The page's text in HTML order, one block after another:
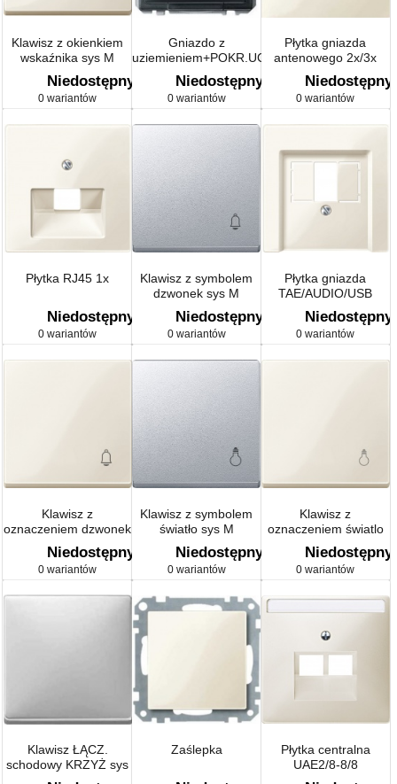
Klawisz z okienkiem
wskaźnika sys M
Niedostępny
0 wariantów
Gniazdo z
uziemieniem+POKR.UCH.
Sys D.
Niedostępny
0 wariantów
Płytka gniazda
antenowego 2x/3x
Niedostępny
0 wariantów
Płytka RJ45 1x
Niedostępny
0 wariantów
Klawisz z symbolem
dzwonek sys M
Niedostępny
0 wariantów
Płytka gniazda
TAE/AUDIO/USB
Niedostępny
0 wariantów
Klawisz z
oznaczeniem dzwonek
sys M
Niedostępny
0 wariantów
Klawisz z symbolem
światło sys M
Niedostępny
0 wariantów
Klawisz z
oznaczeniem światlo
sys M
Niedostępny
0 wariantów
Klawisz ŁĄCZ.
schodowy KRZYŻ sys
Zaślepka
Płytka centralna
UAE2/8-8/8